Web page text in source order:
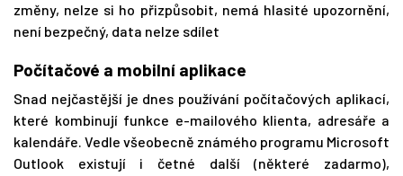
změny, nelze si ho přizpůsobit, nemá hlasité upozornění,
není bezpečný, data nelze sdílet
Počítačové a mobilní aplikace
Snad nejčastější je dnes používání počítačových aplikací,
které kombinují funkce e-mailového klienta, adresáře a
kalendáře. Vedle všeobecně známého programu Microsoft
Outlook existují i četné další (některé zadarmo),